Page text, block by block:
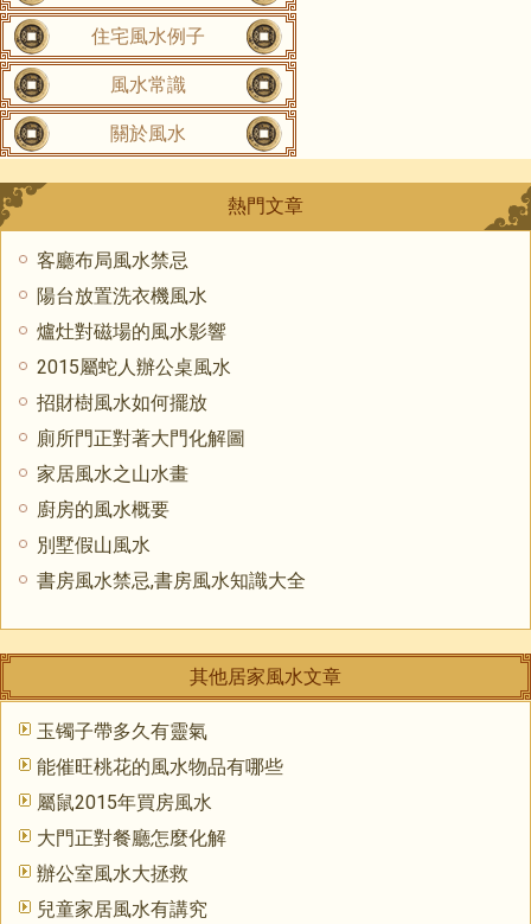
住宅風水例子
風水常識
關於風水
熱門文章
客廳布局風水禁忌
陽台放置洗衣機風水
爐灶對磁場的風水影響
2015屬蛇人辦公桌風水
招財樹風水如何擺放
廁所門正對著大門化解圖
家居風水之山水畫
廚房的風水概要
別墅假山風水
書房風水禁忌,書房風水知識大全
其他居家風水文章
玉镯子帶多久有靈氣
能催旺桃花的風水物品有哪些
屬鼠2015年買房風水
大門正對餐廳怎麼化解
辦公室風水大拯救
兒童家居風水有講究